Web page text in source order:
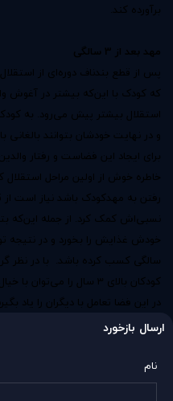
برآورده كند.
مهد بعد از 3 سالگی
پس از قطع بندناف دوره‌ای از
که کودک با این‌که بیشتر در آغوش
استقلال بیشتر پیش می‌رود. به
و در نهایت خودشان بتوانند بالغانی
برای ایجاد این فضاست و رفتار
خاطره خوش از اولین مراحل
رفتن به مهدکودک باشد نیاز است از
نسبی‌‌اش کمک كرد. از جمله این‌که
سالگی کسب کرده باشد. با در نظر
کودکان بالای 3 سال را
در این فضا تعامل با دیگران را یاد
ارسال بازخورد
نام